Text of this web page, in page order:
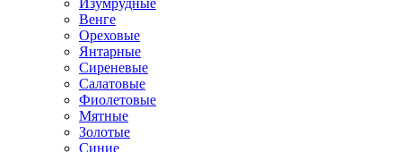
Изумрудные
Венге
Ореховые
Янтарные
Сиреневые
Салатовые
Фиолетовые
Мятные
Золотые
Синие